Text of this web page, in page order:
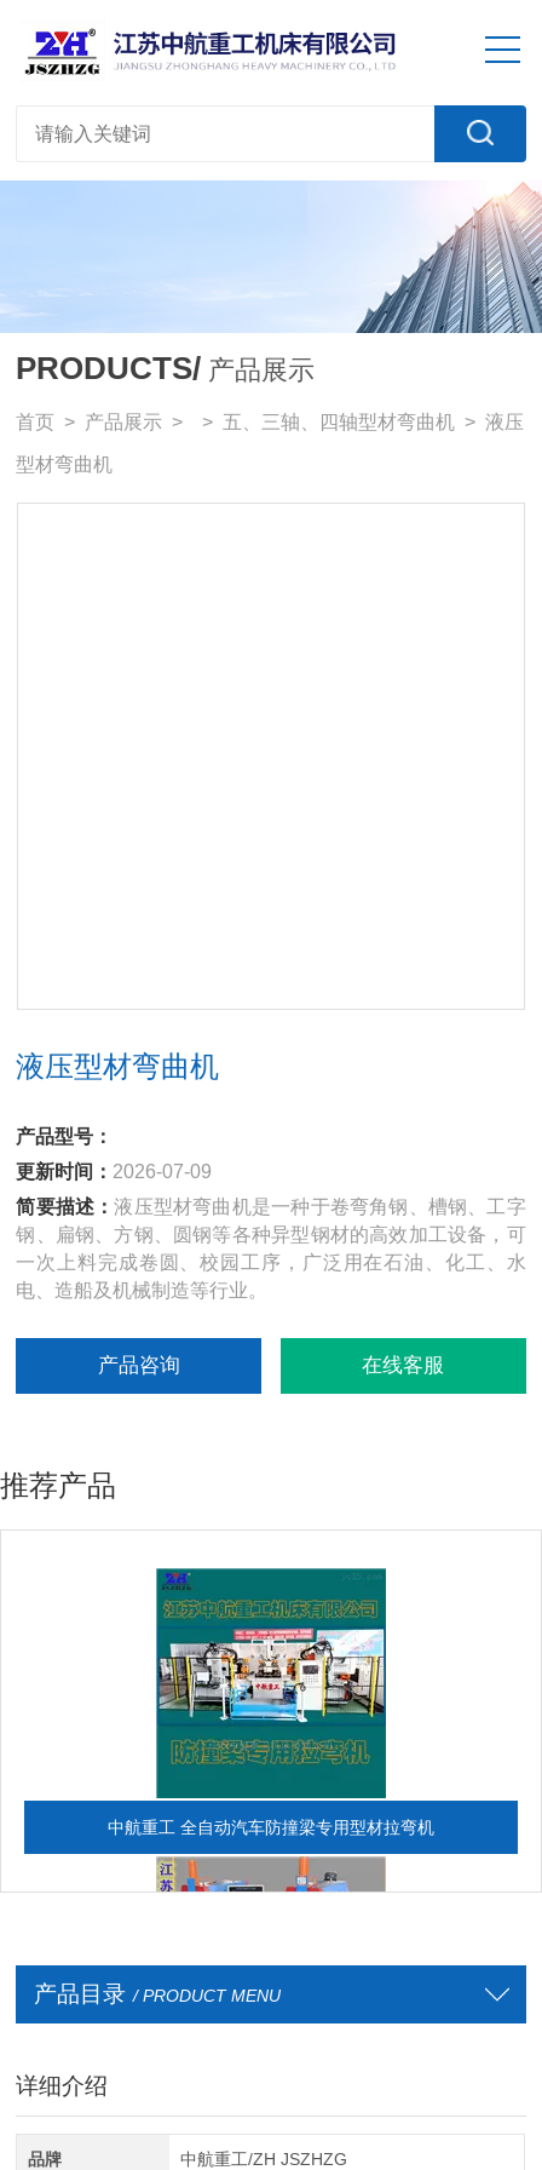
PRODUCTS/ 产品展示
首页 > 产品展示 > > 五、三轴、四轴型材弯曲机 > 液压
型材弯曲机
液压型材弯曲机
产品型号：
更新时间： 2026-07-09
简要描述：液压型材弯曲机是一种于卷弯角钢、槽钢、工字
钢、扁钢、方钢、圆钢等各种异型钢材的高效加工设备，可
一次上料完成卷圆、校园工序，广泛用在石油、化工、水
电、造船及机械制造等行业。
产品咨询 在线客服
推荐产品
中航重工 全自动汽车防撞梁专用型材拉弯机
全自动CAD导图滚弯机
产品目录 / PRODUCT MENU
详细介绍
品牌 中航重工/ZH JSZHZG